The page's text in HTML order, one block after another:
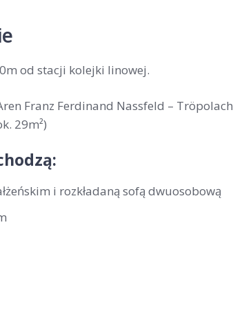
od stacji kolejki linowej.
Franz Ferdinand Nassfeld – Tröpolach
29m²)
i rozkładaną sofą dwuosobową